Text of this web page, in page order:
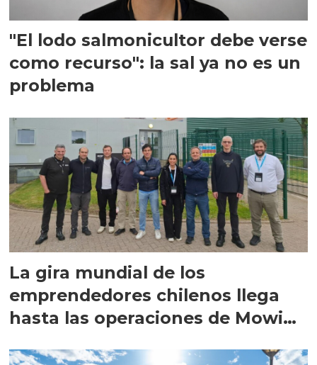
"El lodo salmonicultor debe verse
como recurso": la sal ya no es un
problema
La gira mundial de los
emprendedores chilenos llega
hasta las operaciones de Mowi